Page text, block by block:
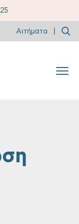
Αιτήματα